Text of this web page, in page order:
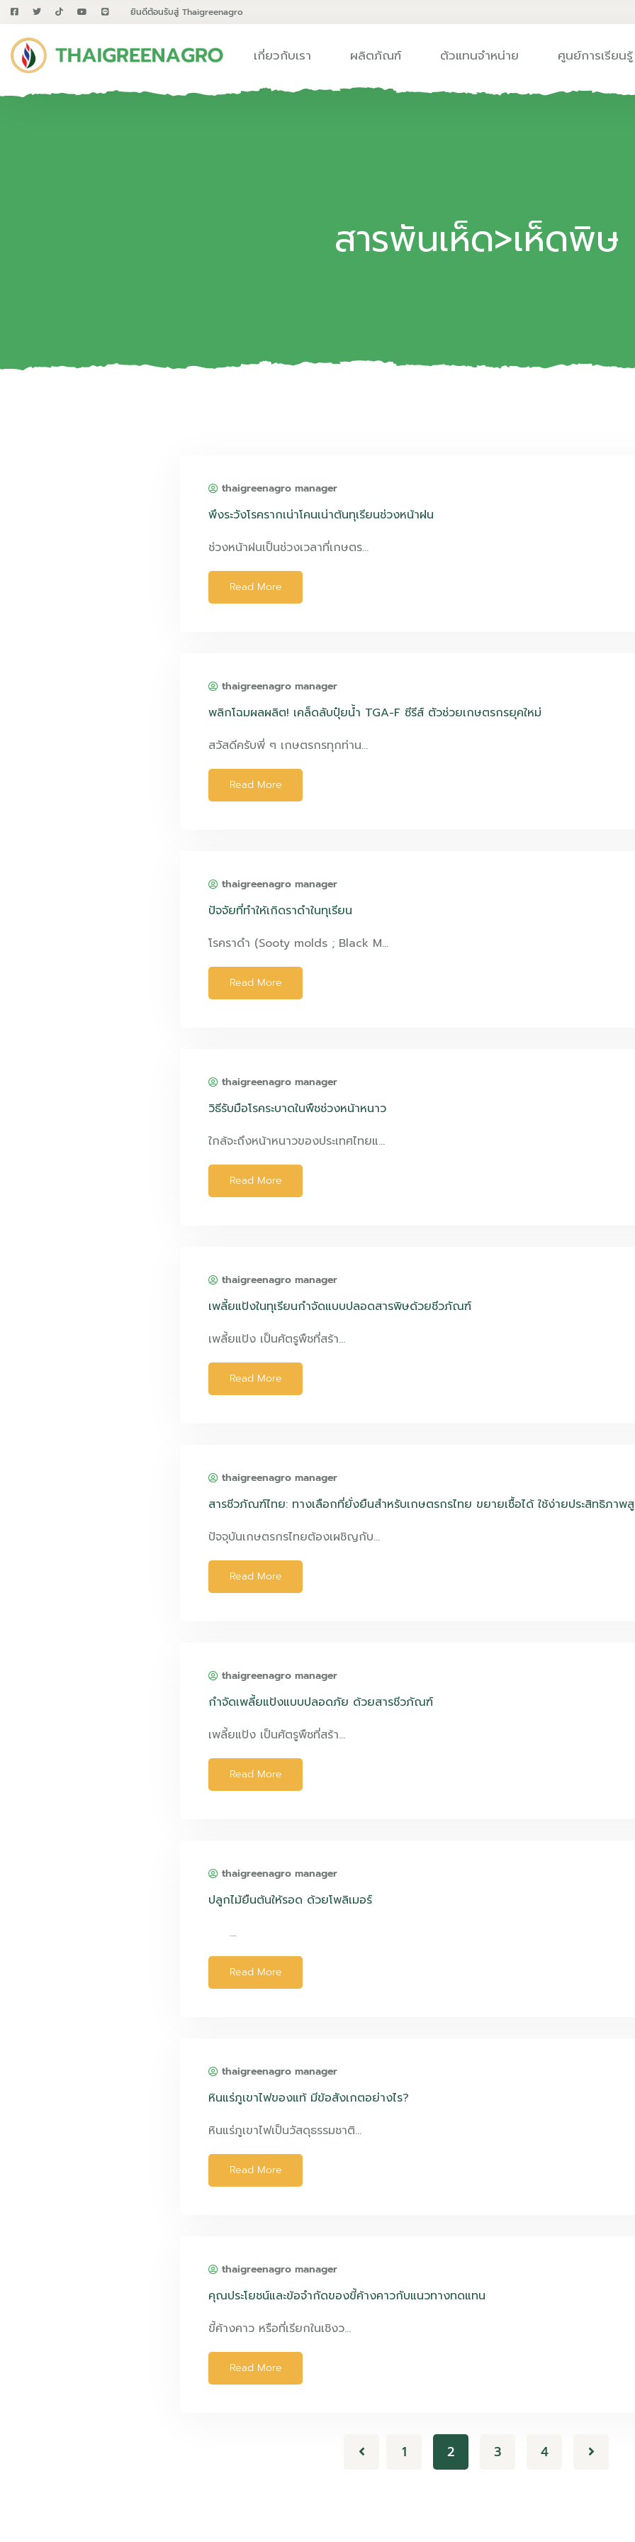
ยินดีต้อนรับสู่ Thaigreenagro
เกี่ยวกับเรา ผลิตภัณฑ์ ตัวแทนจำหน่าย ศูนย์การเรียนรู้
สารพันเห็ด>เห็ดพิษ
thaigreenagro manager
พึงระวังโรครากเน่าโคนเน่าต้นทุเรียนช่วงหน้าฝน
ช่วงหน้าฝนเป็นช่วงเวลาที่เกษตร…
Read More
thaigreenagro manager
พลิกโฉมผลผลิต! เคล็ดลับปุ๋ยน้ำ TGA-F ซีรีส์ ตัวช่วยเกษตรกรยุคใหม่
สวัสดีครับพี่ ๆ เกษตรกรทุกท่าน…
Read More
thaigreenagro manager
ปัจจัยที่ทำให้เกิดราดำในทุเรียน
โรคราดำ (Sooty molds ; Black M…
Read More
thaigreenagro manager
วิธีรับมือโรคระบาดในพืชช่วงหน้าหนาว
ใกล้จะถึงหน้าหนาวของประเทศไทยแ…
Read More
thaigreenagro manager
เพลี้ยแป้งในทุเรียนกำจัดแบบปลอดสารพิษด้วยชีวภัณฑ์
เพลี้ยแป้ง เป็นศัตรูพืชที่สร้า…
Read More
thaigreenagro manager
สารชีวภัณฑ์ไทย: ทางเลือกที่ยั่งยืนสำหรับเกษตรกรไทย ขยายเชื้อได้ ใช้ง่ายประสิทธิภาพ
ปัจจุบันเกษตรกรไทยต้องเผชิญกับ…
Read More
thaigreenagro manager
กำจัดเพลี้ยแป้งแบบปลอดภัย ด้วยสารชีวภัณฑ์
เพลี้ยแป้ง เป็นศัตรูพืชที่สร้า…
Read More
thaigreenagro manager
ปลูกไม้ยืนต้นให้รอด ด้วยโพลิเมอร์
…
Read More
thaigreenagro manager
หินแร่ภูเขาไฟของแท้ มีข้อสังเกตอย่างไร?
หินแร่ภูเขาไฟเป็นวัสดุธรรมชาติ…
Read More
thaigreenagro manager
คุณประโยชน์และข้อจำกัดของขี้ค้างคาวกับแนวทางทดแทน
ขี้ค้างคาว หรือที่เรียกในเชิงว…
Read More
1 2 3 4